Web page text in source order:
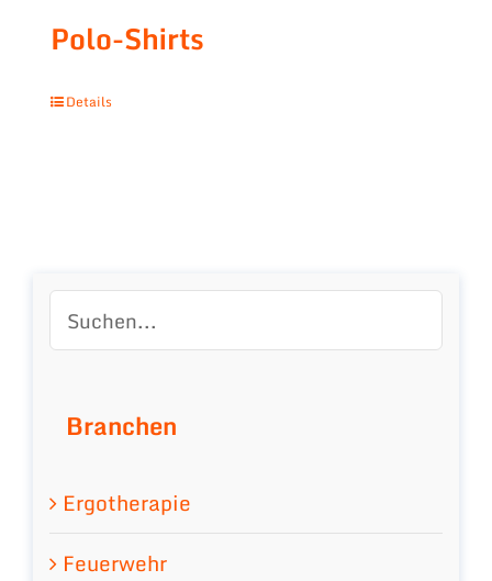
Polo-Shirts
Details
Branchen
Ergotherapie
Feuerwehr